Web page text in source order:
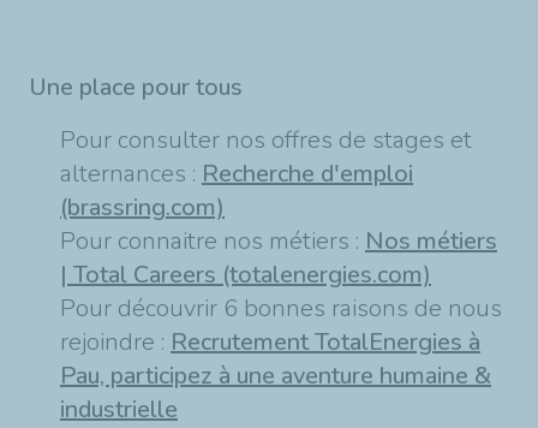
Une place pour tous
Pour consulter nos offres de stages et
alternances : Recherche d'emploi
(brassring.com)
Pour connaitre nos métiers : Nos métiers
| Total Careers (totalenergies.com)
Pour découvrir 6 bonnes raisons de nous
rejoindre : Recrutement TotalEnergies à
Pau, participez à une aventure humaine &
industrielle